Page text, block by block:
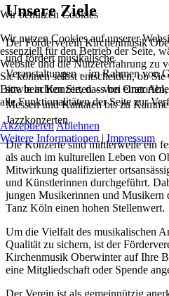
Unsere Ziele
Der Förderverein Kirchenmusik
und fördertmusikalische
Veranstaltungen - im Rahmen von
sowie in Konzerten – von Oratorien,
Messen und Kantaten bis zu
Jazzkonzerten.
Die Konzerte sind mittlerweile ein
als auch im kulturellen Leben von
Mitwirkung qualifizierter
und Künstlerinnen durchgeführt.
jungen Musikerinnen und Musikern
Tanz Köln einen hohen Stellenwert.
Um die Vielfalt des musikalischen
Qualität zu sichern, ist der
Kirchenmusik Oberwinter auf Ihre
eine Mitgliedschaft oder Spende
Der Verein ist als gemeinnützig
Wir benutzen Cookies
Wir nutzen Cookies auf unserer
essenziell für den Betrieb der Seite,
Website und die Nutzererfahrung zu
Sie können selbst entscheiden, ob
Bitte beachten Sie, dass bei einer
alle Funktionalitäten der Seite zur
AkzeptierenAblehnen
Weitere Informationen|Impressum